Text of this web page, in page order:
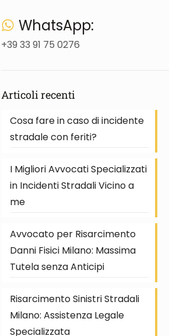
WhatsApp:
+39 33 91 75 0276
Articoli recenti
Cosa fare in caso di incidente
stradale con feriti?
I Migliori Avvocati Specializzati
in Incidenti Stradali Vicino a
me
Avvocato per Risarcimento
Danni Fisici Milano: Massima
Tutela senza Anticipi
Risarcimento Sinistri Stradali
Milano: Assistenza Legale
Specializzata